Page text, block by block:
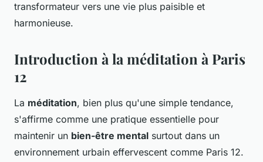
transformateur vers une vie plus paisible et
harmonieuse.
Introduction à la méditation à Paris
12
La méditation, bien plus qu'une simple tendance,
s'affirme comme une pratique essentielle pour
maintenir un bien-être mental surtout dans un
environnement urbain effervescent comme Paris 12.